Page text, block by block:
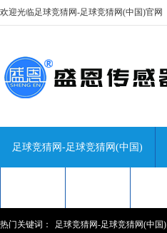
欢迎光临足球竞猜网-足球竞猜网(中国)官网
足球竞猜网-足球竞猜网(中国)
热门关键词： 足球竞猜网-足球竞猜网(中国)